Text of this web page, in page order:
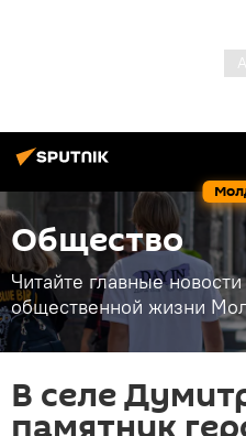
Общество
Читайте главные
общественной жизни
В селе